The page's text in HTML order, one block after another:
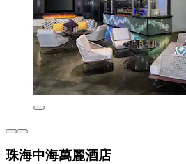
珠海中海萬麗酒店